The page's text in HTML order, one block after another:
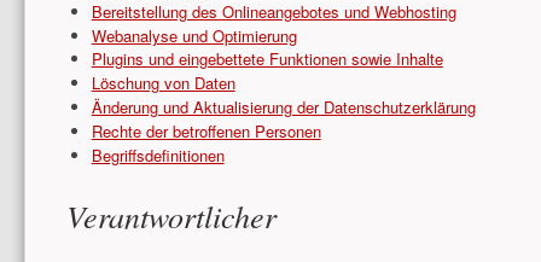
Bereitstellung des Onlineangebotes und Webhosting
Webanalyse und Optimierung
Plugins und eingebettete Funktionen sowie Inhalte
Löschung von Daten
Änderung und Aktualisierung der Datenschutzerklärung
Rechte der betroffenen Personen
Begriffsdefinitionen
Verantwortlicher